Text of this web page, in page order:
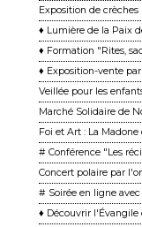
Exposition de crèches
♦ Lumière de la Paix
♦ Formation "Rites,
♦ Exposition-vente
Veillée pour les
Marché Solidaire de
Foi et Art : La Madone
# Conférence "Les
Concert polaire par
# Soirée en ligne
♦ Découvrir